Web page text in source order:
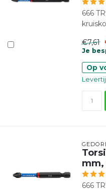
666
€7,61
Je
Op
666